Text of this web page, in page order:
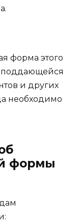
форма этого
поддающейся
и других
необходимо
формы